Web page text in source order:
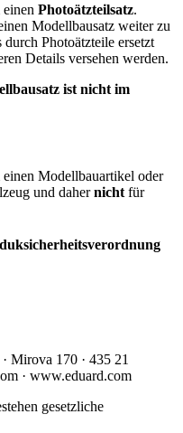
Photoätzteilsatz.
Modellbausatz weiter zu
Photoätzteile ersetzt
Details versehen werden.
ist nicht im
Modellbauartikel oder
und dahernicht für
Mirova 170 · 435 21
· www.eduard.com
gesetzliche